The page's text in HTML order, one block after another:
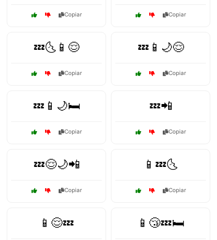
Copiar Copiar
💤🌜📱😌
Copiar
💤📱🌙😌
Copiar
💤📱🌙🛏️
Copiar
💤📲
Copiar
💤😌🌙📲
Copiar
📱💤🌜
Copiar
📱😌💤 📱😴💤🛏️